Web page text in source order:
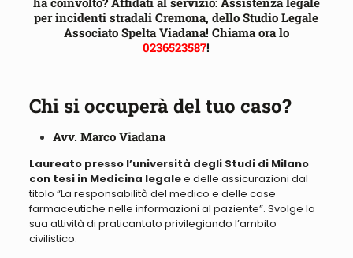
per incidenti stradali Cremona, dello Studio Legale
Associato Spelta Viadana! Chiama ora lo
0236523587!
Chi si occuperà del tuo caso?
Avv. Marco Viadana
Laureato presso l’università degli Studi di Milano
con tesi in Medicina legalee delle assicurazioni dal
titolo “La responsabilità del medico e delle case
farmaceutiche nelle informazioni al paziente”. Svolge la
sua attività di praticantato privilegiando l’ambito
civilistico.